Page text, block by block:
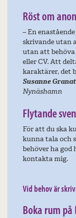
Röst om
– En
skrivande utan
utan att
eller CV. Att
karaktärer, det
Susanne
Nynäshamn
Flytande
För att du ska
kunna tala och
behöver ha god
kontakta mig.
Vid behov är
Boka rum på